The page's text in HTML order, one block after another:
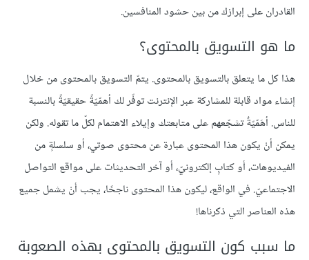
القادران على إبرازك من بين حشود المنافسين.
ما هو التسويق بالمحتوى؟
هذا كل ما يتعلق بالتسويق بالمحتوى. يتمّ التسويق بالمحتوى من خلال
إنشاء مواد قابلة للمشاركة عبر الإنترنت توفّر لك أهمّيّةً حقيقيّةً بالنسبة
للناس. أهَمّيّةٌ تشجّعهم على متابعتك وإيلاء الاهتمام لكلّ ما تقوله. ولكن
يمكن أنْ يكون هذا المحتوى عبارة عن محتوى صوتي، أو سلسلةٍ من
الفيديوهات، أو كتابٍ إلكترونيّ، أو آخر التحديثات على مواقع التواصل
الاجتماعيّ. في الواقع، ليكون هذا المحتوى ناجحًا، يجب أنْ يشمل جميع
هذه العناصر التي ذكرناها!
ما سبب كون التسويق بالمحتوى بهذه الصعوبة